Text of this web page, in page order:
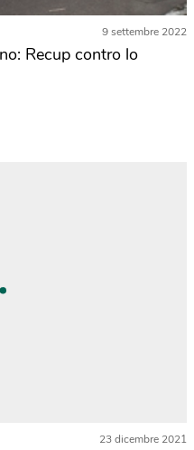
9 settembre 2022
Recup contro lo
23 dicembre 2021